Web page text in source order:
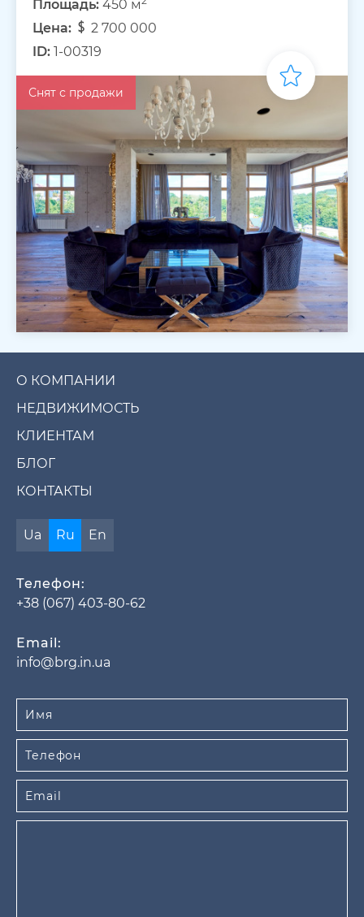
Площадь: 450 м
Цена:
2 700 000
ID: 1-00319
Снят с продажи
О КОМПАНИИ
НЕДВИЖИМОСТЬ
КЛИЕНТАМ
БЛОГ
КОНТАКТЫ
Ua Ru En
Телефон:
+38 (067) 403-80-62
Email:
info@brg.in.ua